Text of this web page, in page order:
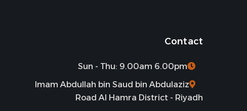
Contact
Sun - Thu: 9.00am 6.00pm
Imam Abdullah bin Saud bin Abdulaziz
Road Al Hamra District - Riyadh